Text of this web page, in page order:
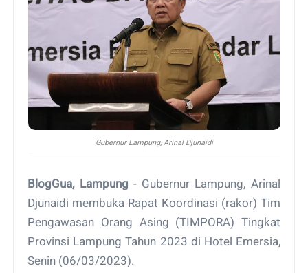
Gubernur Lampung, Arinal Djunaidi
BlogGua, Lampung - Gubernur Lampung, Arinal
Djunaidi membuka Rapat Koordinasi (rakor) Tim
Pengawasan Orang Asing (TIMPORA) Tingkat
Provinsi Lampung Tahun 2023 di Hotel Emersia,
Senin (06/03/2023).